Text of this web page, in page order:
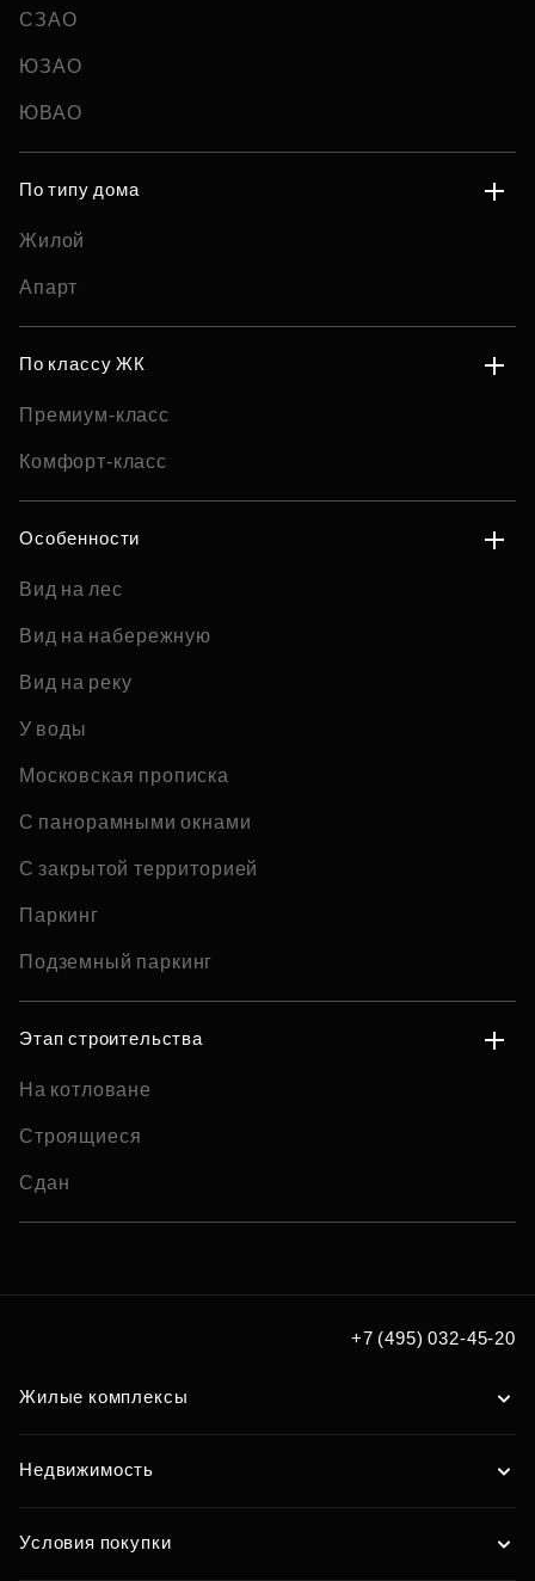
СЗАО
ЮЗАО
ЮВАО
По типу дома
Жилой
Апарт
По классу ЖК
Премиум-класс
Комфорт-класс
Особенности
Вид на лес
Вид на набережную
Вид на реку
У воды
Московская прописка
С панорамными окнами
С закрытой территорией
Паркинг
Подземный паркинг
Этап строительства
На котловане
Строящиеся
Сдан
+7 (495) 032-45-20
Жилые комплексы
Недвижимость
Условия покупки